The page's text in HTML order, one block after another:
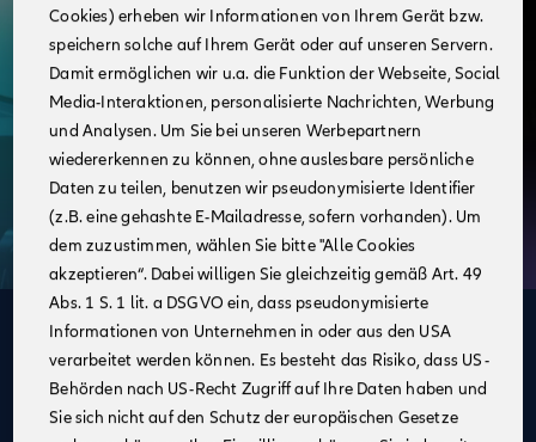
Deine Vorteile
im Vertrieb der Allianz
Ein unbefristeter Arbeitsvertrag inklusive attraktiver
Cookies) erheben wir Informationen von Ihrem Gerät bzw.
speichern solche auf Ihrem Gerät oder auf unseren Servern.
Damit ermöglichen wir u.a. die Funktion der Webseite, Social
Media-Interaktionen, personalisierte Nachrichten, Werbung
und Analysen. Um Sie bei unseren Werbepartnern
wiedererkennen zu können, ohne auslesbare persönliche
Daten zu teilen, benutzen wir pseudonymisierte Identifier
(z.B. eine gehashte E-Mailadresse, sofern vorhanden). Um
dem zuzustimmen, wählen Sie bitte "Alle Cookies
akzeptieren“. Dabei willigen Sie gleichzeitig gemäß Art. 49
Abs. 1 S. 1 lit. a DSGVO ein, dass pseudonymisierte
Informationen von Unternehmen in oder aus den USA
verarbeitet werden können. Es besteht das Risiko, dass US-
Behörden nach US-Recht Zugriff auf Ihre Daten haben und
Sie sich nicht auf den Schutz der europäischen Gesetze